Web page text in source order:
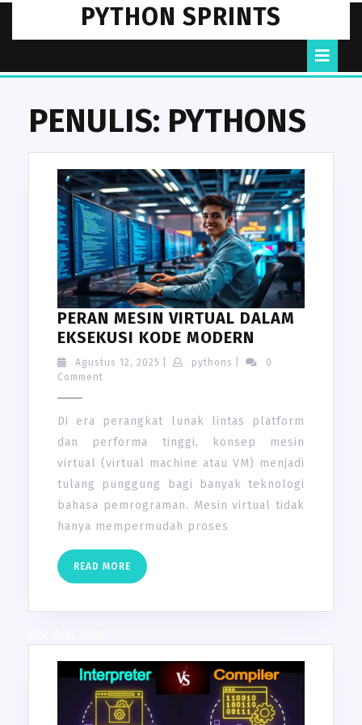
content
PYTHON SPRINTS
PENULIS: PYTHONS
PERAN MESIN VIRTUAL DALAM
EKSEKUSI KODE MODERN
MESIN
EKSEKUSI
KODE
MODERN
Agustus 12, 2025 Agustuspythons pythons
0
Comment
Di era perangkat lunak lintas platform
dan performa tinggi, konsep mesin
virtual (virtual machine atau VM) menjadi
tulang punggung bagi banyak teknologi
bahasa pemrograman. Mesin virtual tidak
hanya mempermudah proses
READ MORE READ
MORE